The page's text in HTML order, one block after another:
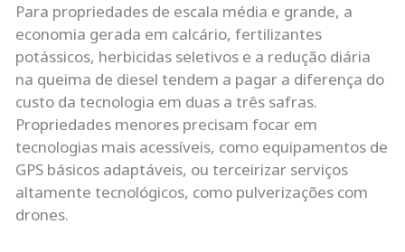
Para propriedades de escala média e grande, a
economia gerada em calcário, fertilizantes
potássicos, herbicidas seletivos e a redução diária
na queima de diesel tendem a pagar a diferença do
custo da tecnologia em duas a três safras.
Propriedades menores precisam focar em
tecnologias mais acessíveis, como equipamentos de
GPS básicos adaptáveis, ou terceirizar serviços
altamente tecnológicos, como pulverizações com
drones.